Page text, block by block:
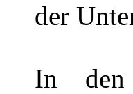
der
In den